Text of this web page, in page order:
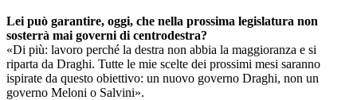
Lei può garantire, oggi, che nella prossima legislatura non
sosterrà mai governi di centrodestra?
«Di più: lavoro perché la destra non abbia la maggioranza e si
riparta da Draghi. Tutte le mie scelte dei prossimi mesi saranno
ispirate da questo obiettivo: un nuovo governo Draghi, non un
governo Meloni o Salvini».